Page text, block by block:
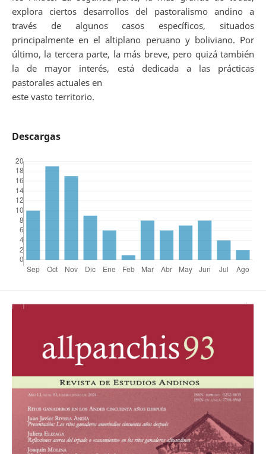
explora ciertos desarrollos del pastoralismo andino a
través de algunos casos específicos, situados
principalmente en el altiplano peruano y boliviano. Por
último, la tercera parte, la más breve, pero quizá también
la de mayor interés, está dedicada a las prácticas
pastorales actuales en
este vasto territorio.
Descargas